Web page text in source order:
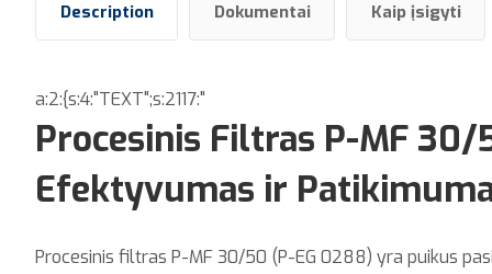
Description Dokumentai Kaip įsigyti
a:2:{s:4:"TEXT";s:2117:"
Procesinis Filtras P-MF
Efektyvumas ir
Procesinis filtras P-MF 30/50 (P-EG 0288) yra puikus